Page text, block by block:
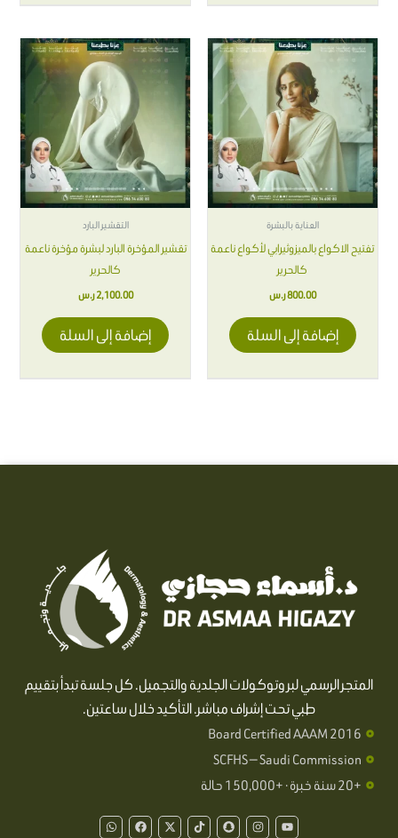
العناية بالبشرة
تفتيح الاكواع بالميزوثيرابي لأكواع ناعمة
كالحرير
800.00ر.س
إضافة إلى السلة
التقشير البارد
تقشير المؤخرة البارد لبشرة مؤخرة ناعمة
كالحرير
2,100.00 ر.س
إضافة إلى السلة
المتجر الرسمي لبروتوكولات الجلدية والتجميل. كل جلسة تبدأ بتقييم
طبي تحت إشراف مباشر. التأكيد خلال ساعتين.
Board Certified AAAM 2016
SCFHS — Saudi Commission
+20 سنة خبرة · +150,000 حالة
Y
o
I
n
S
n
T
i
X
-
F
a
W
h